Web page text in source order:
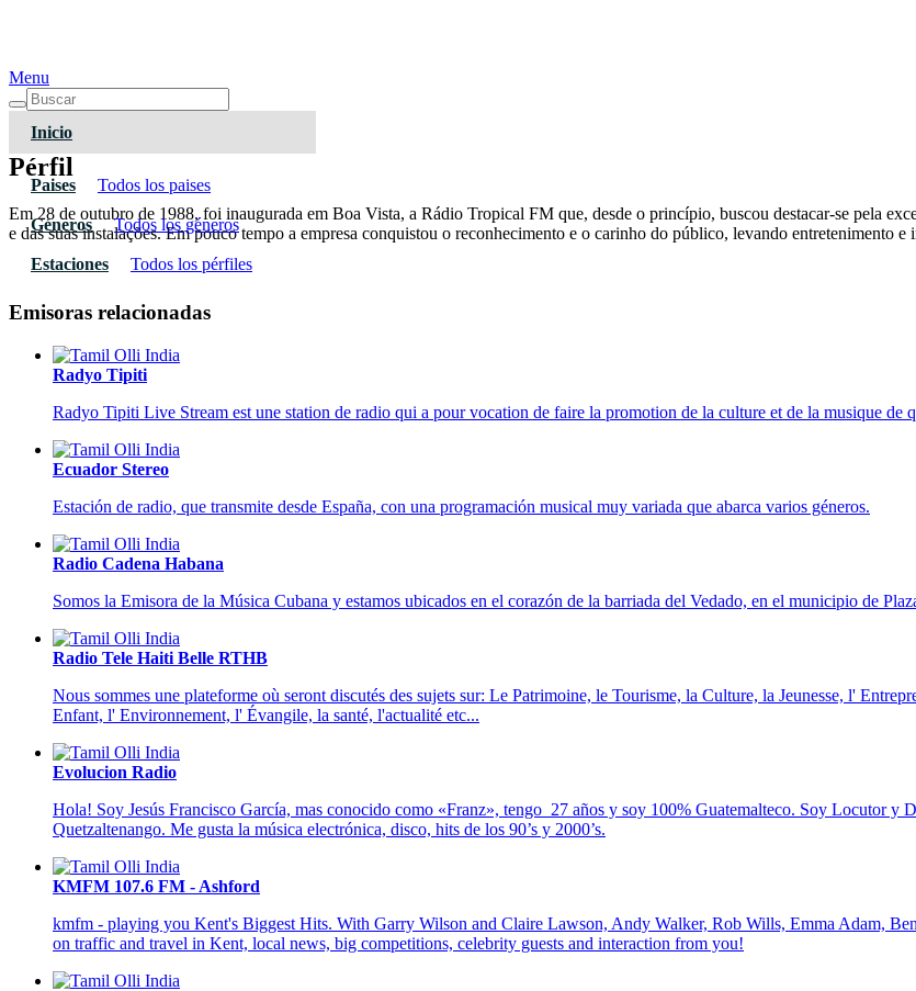
Menu
Inicio
Paises Todos los paises
Géneros Todos los géneros
Estaciones Todos los pérfiles
Pérfil
Em 28 de outubro de 1988, foi inaugurada em Boa Vista, a Rádio Tropical FM que, desde o princípio, buscou destacar-se pela
e das suas instalações. Em pouco tempo a empresa conquistou o reconhecimento e o carinho do público, levando entretenimento e
Emisoras relacionadas
Radyo Tipiti
Radyo Tipiti Live Stream est une station de radio qui a pour vocation de faire la promotion de la culture et de la musique de
Ecuador Stereo
Estación de radio, que transmite desde España, con una programación musical muy variada que abarca varios géneros.
Radio Cadena Habana
Somos la Emisora de la Música Cubana y estamos ubicados en el corazón de la barriada del Vedado, en el municipio de
Radio Tele Haiti Belle RTHB
Nous sommes une plateforme où seront discutés des sujets sur: Le Patrimoine, le Tourisme, la Culture, la Jeunesse, l'
Enfant, l' Environnement, l' Évangile, la santé, l'actualité etc...
Evolucion Radio
Hola! Soy Jesús Francisco García, mas conocido como «Franz», tengo 27 años y soy 100% Guatemalteco. Soy Locutor y
Quetzaltenango. Me gusta la música electrónica, disco, hits de los 90’s y 2000’s.
KMFM 107.6 FM - Ashford
kmfm - playing you Kent's Biggest Hits. With Garry Wilson and Claire Lawson, Andy Walker, Rob Wills, Emma Adam,
on traffic and travel in Kent, local news, big competitions, celebrity guests and interaction from you!